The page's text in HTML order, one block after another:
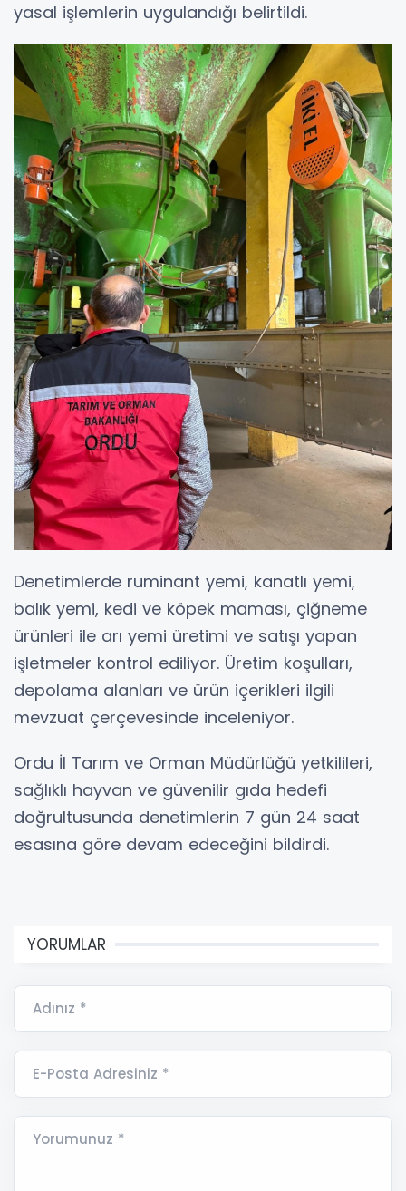
yasal işlemlerin uygulandığı belirtildi.
Denetimlerde ruminant yemi, kanatlı yemi,
balık yemi, kedi ve köpek maması, çiğneme
ürünleri ile arı yemi üretimi ve satışı yapan
işletmeler kontrol ediliyor. Üretim koşulları,
depolama alanları ve ürün içerikleri ilgili
mevzuat çerçevesinde inceleniyor.
Ordu İl Tarım ve Orman Müdürlüğü yetkilileri,
sağlıklı hayvan ve güvenilir gıda hedefi
doğrultusunda denetimlerin 7 gün 24 saat
esasına göre devam edeceğini bildirdi.
YORUMLAR
Adınız *
E-Posta Adresiniz *
Yorumunuz *